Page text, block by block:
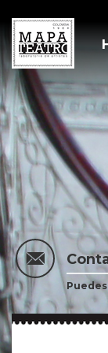
Skip
to
main
content